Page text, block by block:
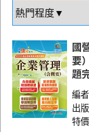
財會管理師
資訊管理師
業務管理
一般工程師
工業工程
國
要
題
編者
出
特價